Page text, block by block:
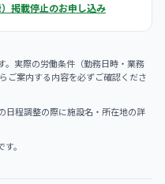
掲載停止のお申し込み
。実際の労働条件（勤務日時・業務
ご案内する内容を必ずご確認くださ
日程調整の際に施設名・所在地の詳
。